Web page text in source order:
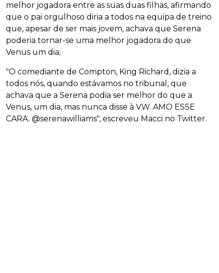
melhor jogadora entre as suas duas filhas, afirmando
que o pai orgulhoso diria a todos na equipa de treino
que, apesar de ser mais jovem, achava que Serena
poderia tornar-se uma melhor jogadora do que
Venus um dia;
"O comediante de Compton, King Richard, dizia a
todos nós, quando estávamos no tribunal, que
achava que a Serena podia ser melhor do que a
Venus, um dia, mas nunca disse à VW. AMO ESSE
CARA. @serenawilliams", escreveu Macci no Twitter.